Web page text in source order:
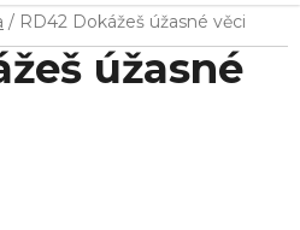
KOŠÍK
/ RD42 Dokážeš úžasné věci
úžasné